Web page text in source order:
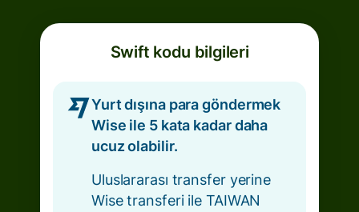
Swift kodu bilgileri
Yurt dışına para göndermek
Wise ile 5 kata kadar daha
ucuz olabilir.
Uluslararası transfer yerine
Wise transferi ile TAIWAN